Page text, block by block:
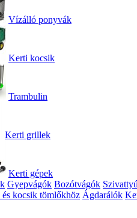
Vízálló ponyvák
Kerti kocsik
Trambulin
Kerti grillek
Kerti gépek
Gyepvágók Bozótvágók
kocsik tömlőkhöz Ágdarálók